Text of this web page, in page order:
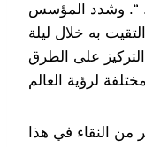
“. وشدد المؤسس
به خلال ليلة
التركيز على الطرق
من النقاء في هذا